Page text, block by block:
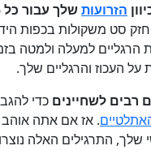
הזרועותשלך עבור כל 5 חזרות.
סט משקולות בכפות
הרגליים למעלה ולמטה
על העכוז והרגליים שלך.
רבים לשחיינים כדי
. אז אם אתה אוהב
התרגילים האלה